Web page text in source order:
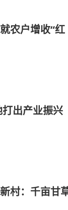
农户增收“红
出产业振兴
村：千亩甘